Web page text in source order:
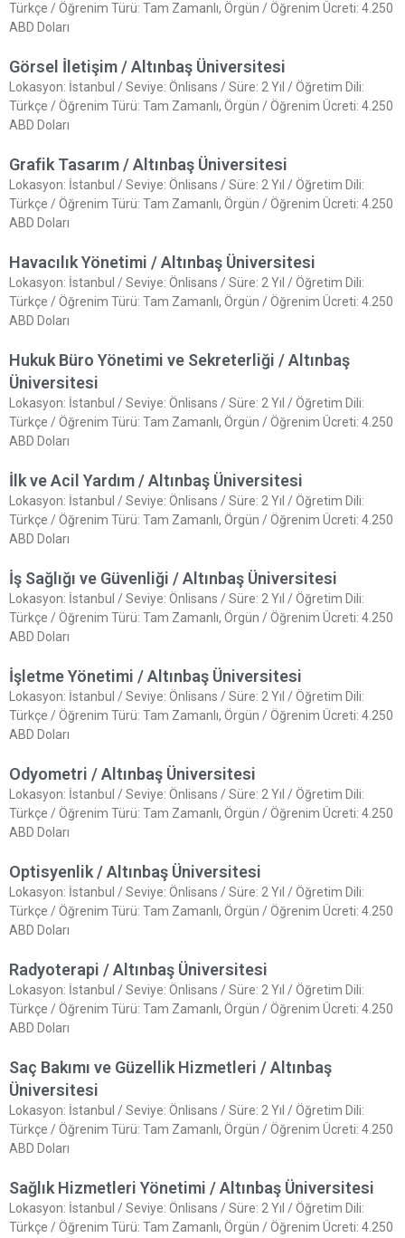
Türkçe / Öğrenim Türü: Tam Zamanlı, Örgün / Öğrenim Ücreti: 4.250
ABD Doları
Görsel İletişim / Altınbaş Üniversitesi
Lokasyon: İstanbul / Seviye: Önlisans / Süre: 2 Yıl / Öğretim Dili:
Türkçe / Öğrenim Türü: Tam Zamanlı, Örgün / Öğrenim Ücreti: 4.250
ABD Doları
Grafik Tasarım / Altınbaş Üniversitesi
Lokasyon: İstanbul / Seviye: Önlisans / Süre: 2 Yıl / Öğretim Dili:
Türkçe / Öğrenim Türü: Tam Zamanlı, Örgün / Öğrenim Ücreti: 4.250
ABD Doları
Havacılık Yönetimi / Altınbaş Üniversitesi
Lokasyon: İstanbul / Seviye: Önlisans / Süre: 2 Yıl / Öğretim Dili:
Türkçe / Öğrenim Türü: Tam Zamanlı, Örgün / Öğrenim Ücreti: 4.250
ABD Doları
Hukuk Büro Yönetimi ve Sekreterliği / Altınbaş
Üniversitesi
Lokasyon: İstanbul / Seviye: Önlisans / Süre: 2 Yıl / Öğretim Dili:
Türkçe / Öğrenim Türü: Tam Zamanlı, Örgün / Öğrenim Ücreti: 4.250
ABD Doları
İlk ve Acil Yardım / Altınbaş Üniversitesi
Lokasyon: İstanbul / Seviye: Önlisans / Süre: 2 Yıl / Öğretim Dili:
Türkçe / Öğrenim Türü: Tam Zamanlı, Örgün / Öğrenim Ücreti: 4.250
ABD Doları
İş Sağlığı ve Güvenliği / Altınbaş Üniversitesi
Lokasyon: İstanbul / Seviye: Önlisans / Süre: 2 Yıl / Öğretim Dili:
Türkçe / Öğrenim Türü: Tam Zamanlı, Örgün / Öğrenim Ücreti: 4.250
ABD Doları
İşletme Yönetimi / Altınbaş Üniversitesi
Lokasyon: İstanbul / Seviye: Önlisans / Süre: 2 Yıl / Öğretim Dili:
Türkçe / Öğrenim Türü: Tam Zamanlı, Örgün / Öğrenim Ücreti: 4.250
ABD Doları
Odyometri / Altınbaş Üniversitesi
Lokasyon: İstanbul / Seviye: Önlisans / Süre: 2 Yıl / Öğretim Dili:
Türkçe / Öğrenim Türü: Tam Zamanlı, Örgün / Öğrenim Ücreti: 4.250
ABD Doları
Optisyenlik / Altınbaş Üniversitesi
Lokasyon: İstanbul / Seviye: Önlisans / Süre: 2 Yıl / Öğretim Dili:
Türkçe / Öğrenim Türü: Tam Zamanlı, Örgün / Öğrenim Ücreti: 4.250
ABD Doları
Radyoterapi / Altınbaş Üniversitesi
Lokasyon: İstanbul / Seviye: Önlisans / Süre: 2 Yıl / Öğretim Dili:
Türkçe / Öğrenim Türü: Tam Zamanlı, Örgün / Öğrenim Ücreti: 4.250
ABD Doları
Saç Bakımı ve Güzellik Hizmetleri / Altınbaş
Üniversitesi
Lokasyon: İstanbul / Seviye: Önlisans / Süre: 2 Yıl / Öğretim Dili:
Türkçe / Öğrenim Türü: Tam Zamanlı, Örgün / Öğrenim Ücreti: 4.250
ABD Doları
Sağlık Hizmetleri Yönetimi / Altınbaş Üniversitesi
Lokasyon: İstanbul / Seviye: Önlisans / Süre: 2 Yıl / Öğretim Dili:
Türkçe / Öğrenim Türü: Tam Zamanlı, Örgün / Öğrenim Ücreti: 4.250